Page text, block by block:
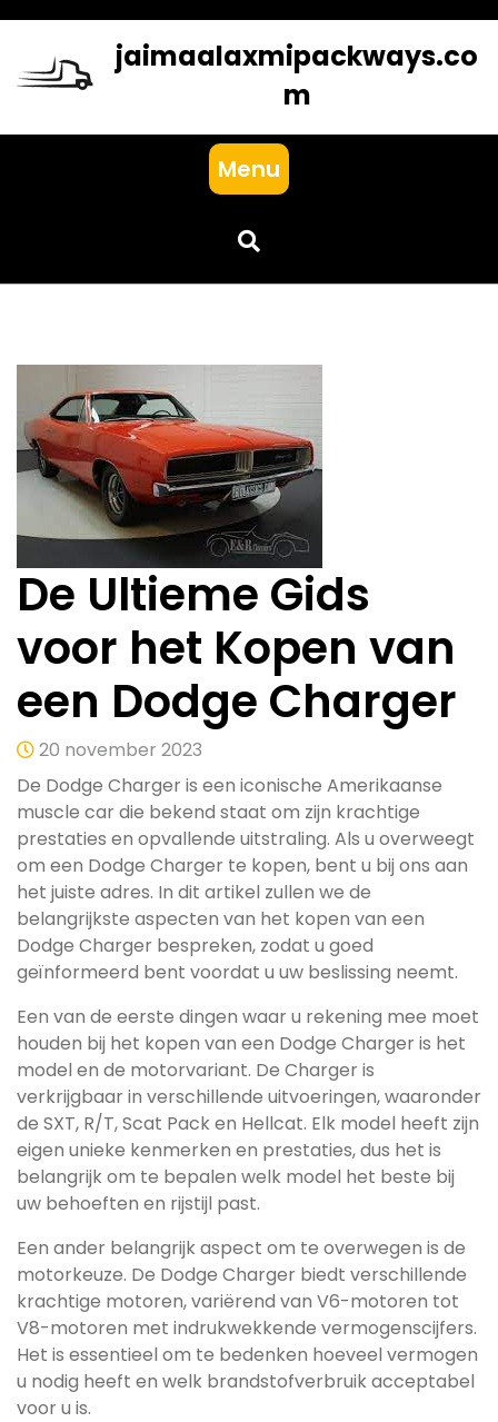
content
jaimaalaxmipackways.co
m
Menu
De Ultieme Gids
voor het Kopen van
een Dodge Charger
20 november 2023
De Dodge Charger is een iconische Amerikaanse
muscle car die bekend staat om zijn krachtige
prestaties en opvallende uitstraling. Als u overweegt
om een Dodge Charger te kopen, bent u bij ons aan
het juiste adres. In dit artikel zullen we de
belangrijkste aspecten van het kopen van een
Dodge Charger bespreken, zodat u goed
geïnformeerd bent voordat u uw beslissing neemt.
Een van de eerste dingen waar u rekening mee moet
houden bij het kopen van een Dodge Charger is het
model en de motorvariant. De Charger is
verkrijgbaar in verschillende uitvoeringen, waaronder
de SXT, R/T, Scat Pack en Hellcat. Elk model heeft zijn
eigen unieke kenmerken en prestaties, dus het is
belangrijk om te bepalen welk model het beste bij
uw behoeften en rijstijl past.
Een ander belangrijk aspect om te overwegen is de
motorkeuze. De Dodge Charger biedt verschillende
krachtige motoren, variërend van V6-motoren tot
V8-motoren met indrukwekkende vermogenscijfers.
Het is essentieel om te bedenken hoeveel vermogen
u nodig heeft en welk brandstofverbruik acceptabel
voor u is.